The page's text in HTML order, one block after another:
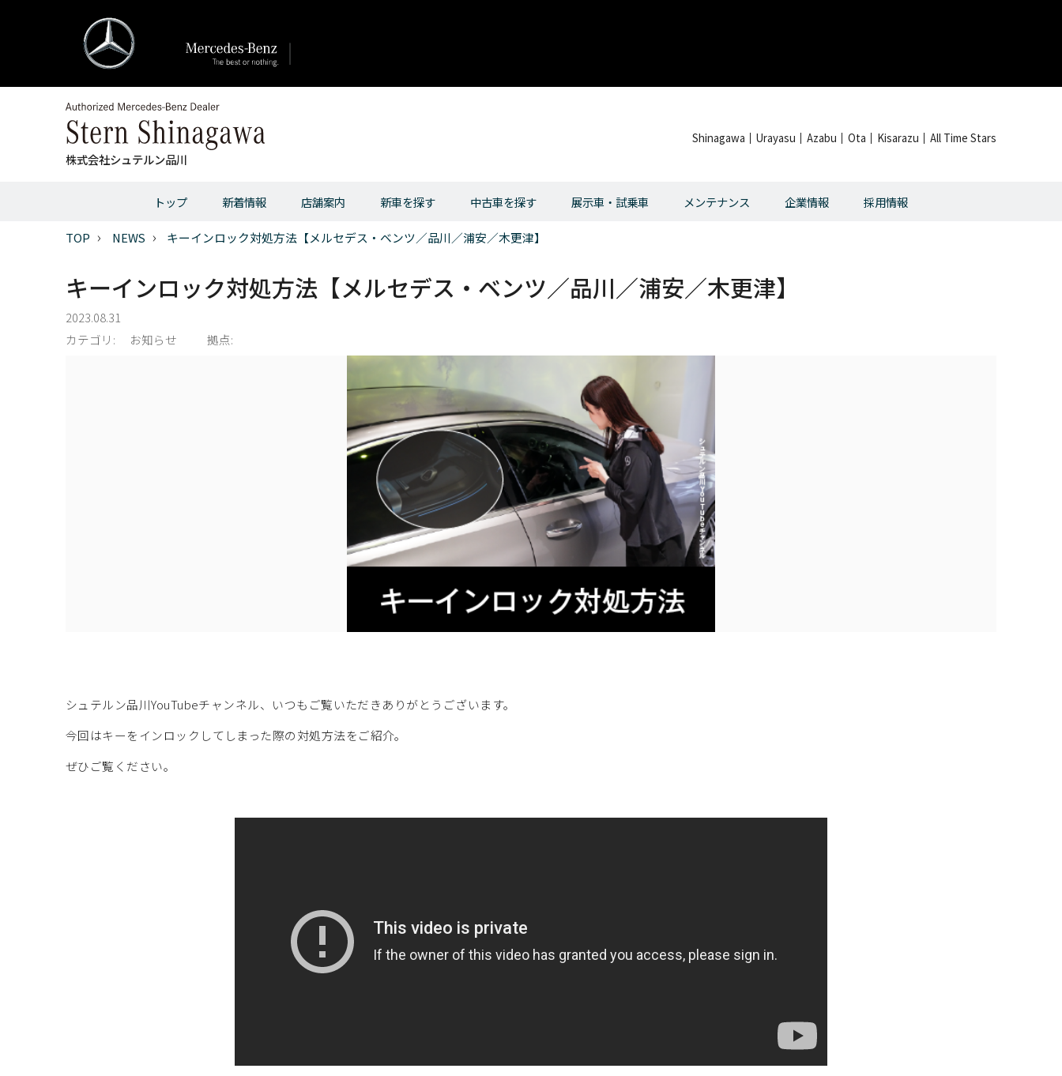
株式会社シュテルン品川
Shinagawa Urayasu Azabu Ota Kisarazu All Time Stars
トップ 新着情報 店舗案内 新車を探す 中古車を探す 展示車・試乗車 メンテナンス 企業情報 採用情報
TOP NEWS キーインロック対処方法【メルセデス・ベンツ／品川／浦安／木更津】
キーインロック対処方法【メルセデス・ベンツ／品川／浦安／木更津】
2023.08.31
カテゴリ:
お知らせ 拠点:
シュテルン品川YouTubeチャンネル、いつもご覧いただきありがとうございます。
今回はキーをインロックしてしまった際の対処方法をご紹介。
ぜひご覧ください。